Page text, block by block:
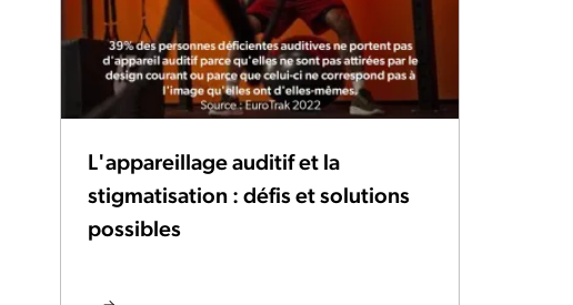
L'appareillage auditif et la
stigmatisation : défis et solutions
possibles